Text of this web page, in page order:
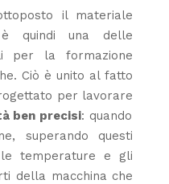
il materiale
quindi una delle
per la formazione
Ciò è unito al fatto
per lavorare
ben precisi: quando
superando questi
le temperature e gli
della macchina che